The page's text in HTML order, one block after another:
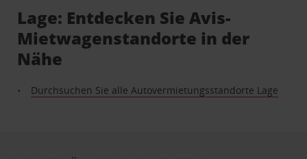
Lage: Entdecken Sie Avis-
Mietwagenstandorte in der
Nähe
Durchsuchen Sie alle Autovermietungsstandorte Lage